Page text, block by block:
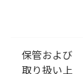
保管および
取り扱い上